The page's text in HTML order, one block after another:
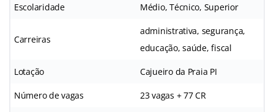
Escolaridade Médio, Técnico, Superior
Carreiras
administrativa, segurança,
educação, saúde, fiscal
Lotação Cajueiro da Praia PI
Número de vagas 23 vagas + 77 CR